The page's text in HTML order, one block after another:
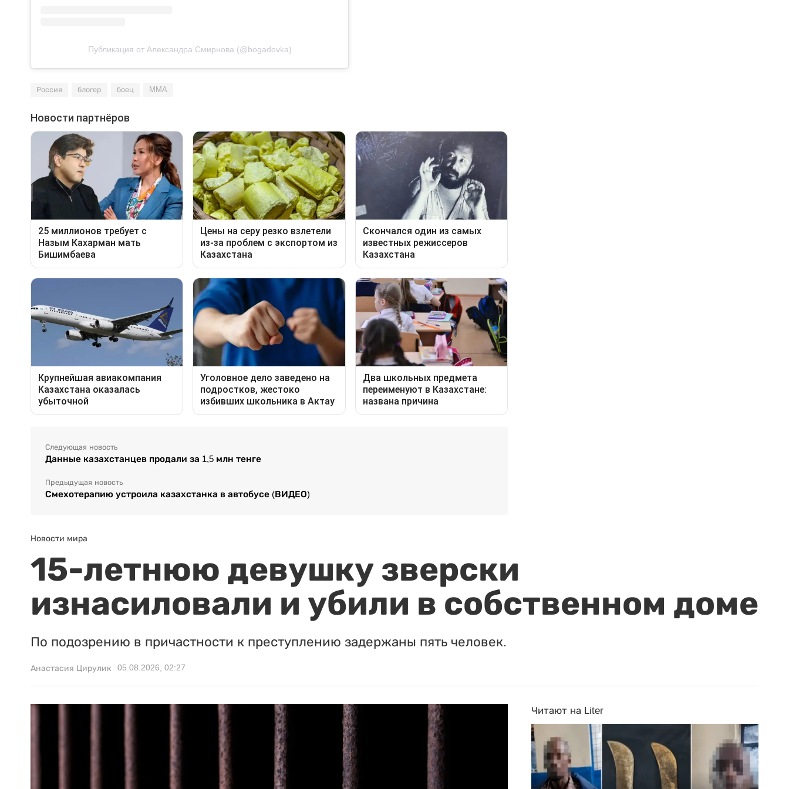
Публикация от Александра Смирнова (@bogadovka)
Россия блогер боец MMA
Следующая новость
Данные казахстанцев продали за 1,5 млн тенге
Предыдущая новость
Смехотерапию устроила казахстанка в автобусе (ВИДЕО)
Новости мира
15-летнюю девушку зверски
изнасиловали и убили в собственном доме
По подозрению в причастности к преступлению задержаны пять человек.
Анастасия Цирулик 05.08.2026, 02:27
Читают на Liter